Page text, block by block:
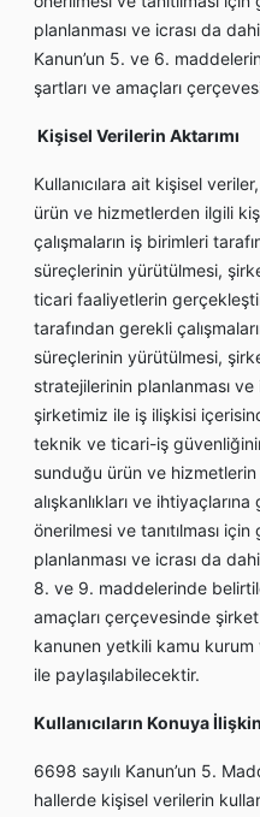
planlanması ve icrası da
Kanun’un 5. ve 6.
şartları ve amaçları
Kişisel Verilerin Aktarımı
Kullanıcılara ait kişisel
ürün ve hizmetlerden ilgili
çalışmaların iş birimleri
süreçlerinin yürütülmesi,
ticari faaliyetlerin
tarafından gerekli
süreçlerinin yürütülmesi,
stratejilerinin planlanması
şirketimiz ile iş ilişkisi
teknik ve ticari-iş
sunduğu ürün ve
alışkanlıkları ve
önerilmesi ve tanıtılması
planlanması ve icrası da
8. ve 9. maddelerinde
amaçları çerçevesinde
kanunen yetkili kamu kurum
ile paylaşılabilecektir.
Kullanıcıların Konuya İlişkin
6698 sayılı Kanun’un 5.
hallerde kişisel verilerin